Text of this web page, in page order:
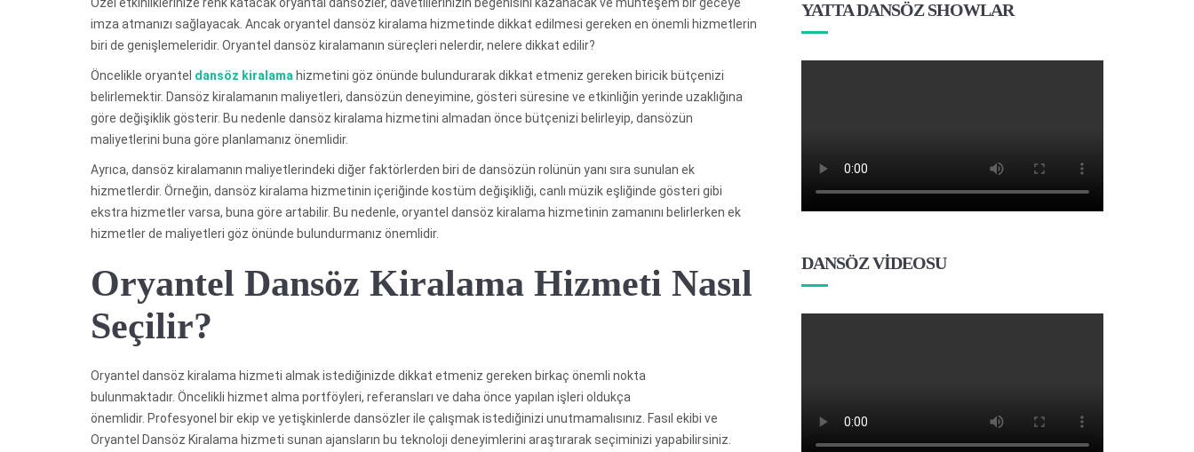
Özel etkinliklerinize renk katacak oryantal dansözler, davetlilerinizin beğenisini kazanacak ve muhteşem bir geceye
imza atmanızı sağlayacak. Ancak oryantel dansöz kiralama hizmetinde dikkat edilmesi gereken en önemli hizmetlerin
biri de genişlemeleridir. Oryantel dansöz kiralamanın süreçleri nelerdir, nelere dikkat edilir?
Öncelikle oryantel dansöz kiralama hizmetini göz önünde bulundurarak dikkat etmeniz gereken biricik bütçenizi
belirlemektir. Dansöz kiralamanın maliyetleri, dansözün deneyimine, gösteri süresine ve etkinliğin yerinde uzaklığına
göre değişiklik gösterir. Bu nedenle dansöz kiralama hizmetini almadan önce bütçenizi belirleyip, dansözün
maliyetlerini buna göre planlamanız önemlidir.
Ayrıca, dansöz kiralamanın maliyetlerindeki diğer faktörlerden biri de dansözün rolünün yanı sıra sunulan ek
hizmetlerdir. Örneğin, dansöz kiralama hizmetinin içeriğinde kostüm değişikliği, canlı müzik eşliğinde gösteri gibi
ekstra hizmetler varsa, buna göre artabilir. Bu nedenle, oryantel dansöz kiralama hizmetinin zamanını belirlerken ek
hizmetler de maliyetleri göz önünde bulundurmanız önemlidir.
Oryantel Dansöz Kiralama Hizmeti Nasıl
Seçilir?
Oryantel dansöz kiralama hizmeti almak istediğinizde dikkat etmeniz gereken birkaç önemli nokta
bulunmaktadır. Öncelikli hizmet alma portföyleri, referansları ve daha önce yapılan işleri oldukça
önemlidir. Profesyonel bir ekip ve yetişkinlerde dansözler ile çalışmak istediğinizi unutmamalısınız. Fasıl ekibi ve
Oryantel Dansöz Kiralama hizmeti sunan ajansların bu teknoloji deneyimlerini araştırarak seçiminizi yapabilirsiniz.
YATTA DANSÖZ SHOWLAR
DANSÖZ VİDEOSU